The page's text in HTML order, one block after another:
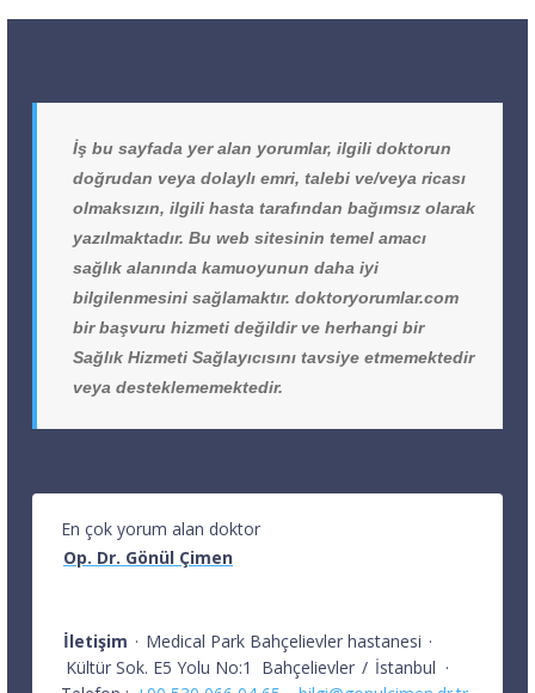
İş bu sayfada yer alan yorumlar, ilgili doktorun
doğrudan veya dolaylı emri, talebi ve/veya ricası
olmaksızın, ilgili hasta tarafından bağımsız olarak
yazılmaktadır. Bu web sitesinin temel amacı
sağlık alanında kamuoyunun daha iyi
bilgilenmesini sağlamaktır. doktoryorumlar.com
bir başvuru hizmeti değildir ve herhangi bir
Sağlık Hizmeti Sağlayıcısını tavsiye etmemektedir
veya desteklememektedir.
En çok yorum alan doktor
Op. Dr. Gönül Çimen
İletişim · Medical Park Bahçelievler hastanesi ·
Kültür Sok. E5 Yolu No:1
Bahçelievler / İstanbul ·